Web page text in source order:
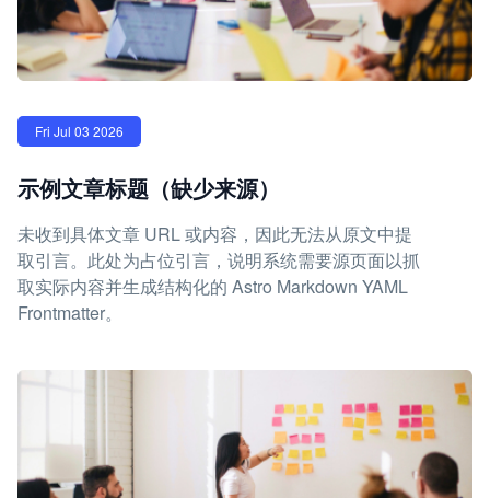
Fri Jul 03 2026
示例文章标题（缺少来源）
未收到具体文章 URL 或内容，因此无法从原文中提
取引言。此处为占位引言，说明系统需要源页面以抓
取实际内容并生成结构化的 Astro Markdown YAML
Frontmatter。